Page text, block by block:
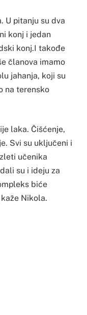
U pitanju su dva
konj i jedan
konj.I takođe
članova imamo
jahanja, koji su
na terensko
laka. Čišćenje,
Svi su uključeni i
učenika
su i ideju za
biće
Nikola.